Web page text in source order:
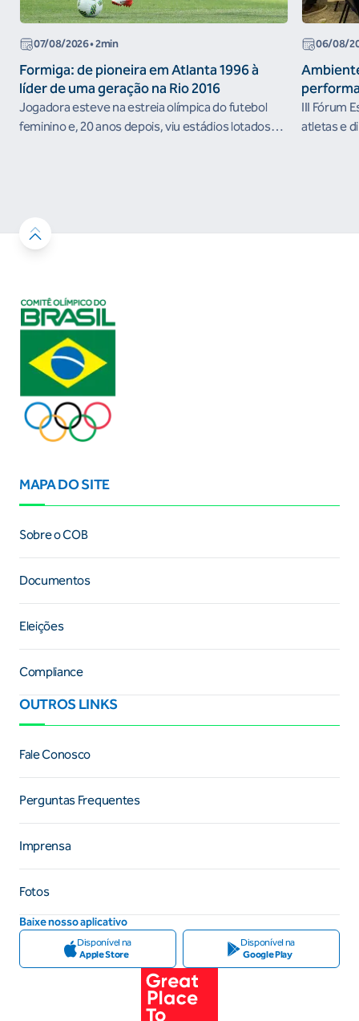
07/08/2026• 2min
Formiga: de pioneira em Atlanta 1996 à
líder de uma geração na Rio 2016
Jogadora esteve na estreia olímpica do futebol
feminino e, 20 anos depois, viu estádios lotados
06/08/
III Fórum
atletas e
MAPA DO SITE
Sobre o COB
Documentos
Eleições
Compliance
OUTROS LINKS
Fale Conosco
Perguntas Frequentes
Imprensa
Fotos
Baixe nosso aplicativo
Disponível na
Apple Store
Disponível na
Google Play